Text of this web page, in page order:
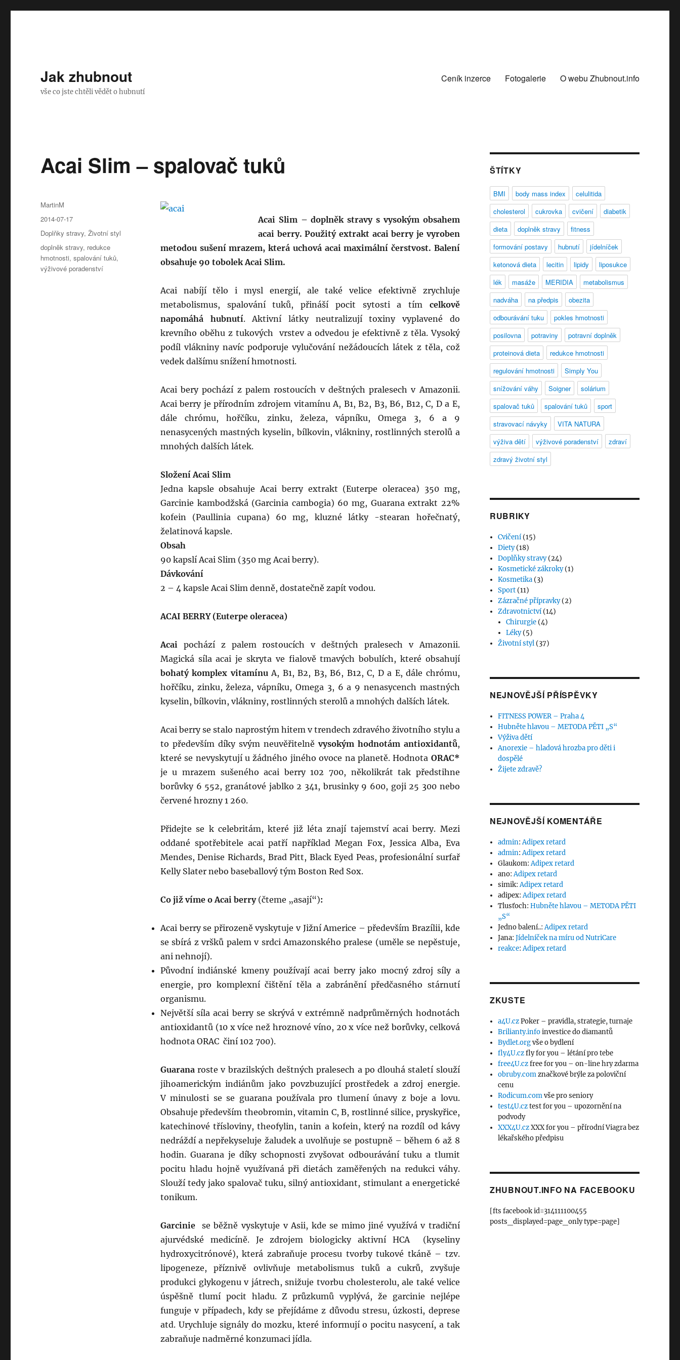
Jak zhubnout
vše co jste chtěli vědět o hubnutí
Ceník inzerce Fotogalerie O webu Zhubnout.info
Acai Slim – spalovač tuků‎
Acai Slim – doplněk stravy s vysokým obsahem
acai berry. Použitý extrakt acai berry je vyroben
metodou sušení mrazem, která uchová acai maximální čerstvost. Balení
obsahuje 90 tobolek Acai Slim.
Acai nabíjí tělo i mysl energií, ale také velice efektivně zrychluje
metabolismus, spalování tuků, přináší pocit sytosti a tím celkově
napomáhá hubnutí. Aktivní látky neutralizují toxiny vyplavené do
krevního oběhu z tukových vrstev a odvedou je efektivně z těla. Vysoký
podíl vlákniny navíc podporuje vylučování nežádoucích látek z těla, což
vedek dalšímu snížení hmotnosti.
Acai bery pochází z palem rostoucích v deštných pralesech v Amazonii.
Acai berry je přírodním zdrojem vitamínu A, B1, B2, B3, B6, B12, C, D a E,
dále chrómu, hořčíku, zinku, železa, vápníku, Omega 3, 6 a 9
nenasycených mastných kyselin, bílkovin, vlákniny, rostlinných sterolů a
mnohých dalších látek.
Složení Acai Slim
Jedna kapsle obsahuje Acai berry extrakt (Euterpe oleracea) 350 mg,
Garcinie kambodžská (Garcinia cambogia) 60 mg, Guarana extrakt 22%
kofein (Paullinia cupana) 60 mg, kluzné látky -stearan hořečnatý,
želatinová kapsle.
Obsah
90 kapslí Acai Slim (350 mg Acai berry).
Dávkování
2 – 4 kapsle Acai Slim denně, dostatečně zapít vodou.
ACAI BERRY (Euterpe oleracea)
Acai pochází z palem rostoucích v deštných pralesech v Amazonii.
Magická síla acai je skryta ve fialově tmavých bobulích, které obsahují
bohatýkomplex vitamínuA, B1, B2, B3, B6, B12, C, D a E, dále chrómu,
hořčíku, zinku, železa, vápníku, Omega 3, 6 a 9 nenasycench mastných
kyselin, bílkovin, vlákniny, rostlinných sterolů a mnohých dalších látek.
Acai berry se stalo naprostým hitem v trendech zdravého životního stylu a
to především díky svým neuvěřitelně vysokým hodnotám antioxidantů,
které se nevyskytují u žádného jiného ovoce na planetě. Hodnota ORAC*
je u mrazem sušeného acai berry 102 700, několikrát tak předstihne
borůvky 6 552, granátové jablko 2 341, brusinky 9 600, goji 25 300 nebo
červené hrozny 1 260.
Přidejte se k celebritám, které již léta znají tajemství acai berry. Mezi
oddané spotřebitele acai patří například Megan Fox, Jessica Alba, Eva
Mendes, Denise Richards, Brad Pitt, Black Eyed Peas, profesionální surfař
Kelly Slater nebo baseballový tým Boston Red Sox.
Co již víme o Acai berry (čteme „asají“):
Acai berry se přirozeně vyskytuje v Jižní Americe – především Brazílii, kde
se sbírá z vršků palem v srdci Amazonského pralese (uměle se nepěstuje,
ani nehnojí).
Původní indiánské kmeny používají acai berry jako mocný zdroj síly a
energie, pro komplexní čištění těla a zabránění předčasného stárnutí
organismu.
Největší síla acai berry se skrývá v extrémně nadprůměrných hodnotách
antioxidantů (10 x více než hroznové víno, 20 x více než borůvky, celková
hodnota ORAC činí 102 700).
Guaranaroste v brazilských deštných pralesech a po dlouhá staletí slouží
jihoamerickým indiánům jako povzbuzující prostředek a zdroj energie.
V minulosti se se guarana používala pro tlumení únavy z boje a lovu.
Obsahuje především theobromin, vitamin C, B, rostlinné silice, pryskyřice,
katechinové třísloviny, theofylin, tanin a kofein, který na rozdíl od kávy
nedráždí a nepřekyseluje žaludek a uvolňuje se postupně – během 6 až 8
hodin. Guarana je díky schopnosti zvyšovat odbourávání tuku a tlumit
pocitu hladu hojně využívaná při dietách zaměřených na redukci váhy.
Slouží tedy jako spalovač tuku, silný antioxidant, stimulant a energetické
tonikum.
Garciniese běžně vyskytuje v Asii, kde se mimo jiné využívá v tradiční
ajurvédské medicíně. Je zdrojem biologicky aktivní HCA (kyseliny
hydroxycitrónové), která zabraňuje procesu tvorby tukové tkáně – tzv.
lipogeneze, příznivě ovlivňuje metabolismus tuků a cukrů, zvyšuje
produkci glykogenu v játrech, snižuje tvorbu cholesterolu, ale také velice
úspěšně tlumí pocit hladu. Z průzkumů vyplývá, že garcinie nejlépe
funguje v případech, kdy se přejídáme z důvodu stresu, úzkosti, deprese
atd. Urychluje signály do mozku, které informují o pocitu nasycení, a tak
zabraňuje nadměrné konzumaci jídla.
Autor:
MartinM
Publikováno:
2014-07-17
Rubriky:
Doplňky stravy,Životní styl
Štítky:
doplněk stravy, redukce
hmotnosti,spalování tuků,
výživové poradenství
ŠTÍTKY
BMI body mass index
celulitida
cholesterol
cukrovka cvičení
diabetik
dieta
doplněk stravy
fitness
formování postavy
hubnutí
jídelníček
ketonová dieta
lecitin lipidy
liposukce
lék
masáže MERIDIA
metabolismus
nadváha
na předpis
obezita
odbourávání tuku
pokles hmotnosti
posilovna
potraviny
potravní doplněk
proteinová dieta
redukce hmotnosti
regulování hmotnosti
Simply You
snížování váhy
Soigner
solárium
spalovač tuků
spalování tuků
sport
stravovací návyky
VITA NATURA
výživa dětí
výživové poradenství
zdraví
zdravý životní styl
RUBRIKY
Cvičení (15)
Diety(18)
Doplňky stravy(24)
Kosmetické zákroky(1)
Kosmetika (3)
Sport (11)
Zázračné přípravky(2)
Zdravotnictví (14)
Chirurgie (4)
Léky(5)
Životní styl (37)
NEJNOVĚJŠÍ PŘÍSPĚVKY
FITNESS POWER – Praha 4
Hubněte hlavou – METODA PĚTI „S“
Výživa dětí
Anorexie – hladová hrozba pro děti i
dospělé
Žijete zdravě?
NEJNOVĚJŠÍ KOMENTÁŘE
admin:Adipex retard
admin:Adipex retard
Glaukom:Adipex retard
ano:Adipex retard
simik:Adipex retard
adipex:Adipex retard
Tlusťoch:Hubněte hlavou – METODA PĚTI
„S“
Jedno balení..:Adipex retard
Jana:Jídelníček na míru od NutriCare
reakce:Adipex retard
ZKUSTE
a4U.czPoker – pravidla, strategie, turnaje
Brilianty.infoinvestice do diamantů
Bydlet.orgvše o bydlení
fly4U.czfly for you – létání pro tebe
free4U.czfree for you – on-line hry zdarma
obruby.comznačkové brýle za poloviční
cenu
Rodicum.comvše pro seniory
test4U.cztest for you – upozornění na
podvody
XXX4U.czXXX for you – přírodní Viagra bez
lékařského předpisu
ZHUBNOUT.INFO NA FACEBOOKU
[fts facebook id=314111100455
posts_displayed=page_only type=page]